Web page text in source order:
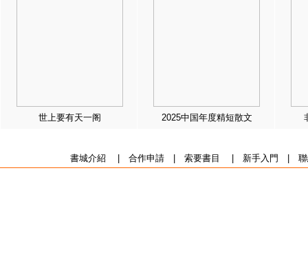
世上要有天一阁 2025中国年度精短散文
書城介紹 合作申請| 索要書目 新手入門